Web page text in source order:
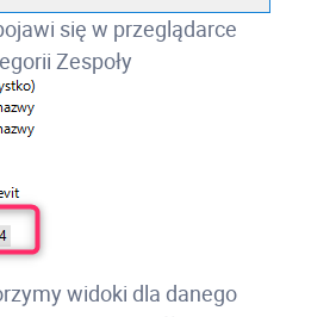
się w przeglądarce
Zespoły
widoki dla danego